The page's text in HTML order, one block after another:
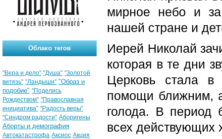
мирное небо и
нашей стране и
Иерей Николай
которая в те дни
Церковь стала в
помощи ближним,
голода. В период
всех действующих
Облако тегов
"Вера и дело" "Душа" "Золотой
витязь" "Ландыши" "Образ и
подобие" "Поделись
Рождеством" "Православная
инициатива" "Радость веры"
"Синдром радости" Аборигены
Аборты и демография
Автокатастрофа Аксиос Акция